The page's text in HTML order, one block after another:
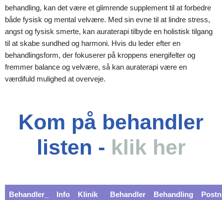
behandling, kan det være et glimrende supplement til at forbedre
både fysisk og mental velvære. Med sin evne til at lindre stress,
angst og fysisk smerte, kan auraterapi tilbyde en holistisk tilgang
til at skabe sundhed og harmoni. Hvis du leder efter en
behandlingsform, der fokuserer på kroppens energifelter og
fremmer balance og velvære, så kan auraterapi være en
værdifuld mulighed at overveje.
Kom på behandler
listen - klik her
Behandler_ Info Klinik Behandler Behandling